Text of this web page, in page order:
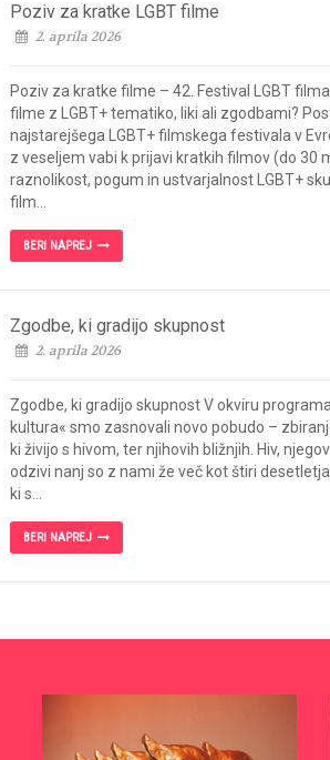
Poziv za kratke LGBT filme
2. aprila 2026
Poziv za kratke filme – 42. Festival LGBT
filme z LGBT+ tematiko, liki ali zgodbami?
najstarejšega LGBT+ filmskega festivala v
z veseljem vabi k prijavi kratkih filmov (do 30
raznolikost, pogum in ustvarjalnost LGBT+
film...
BERI NAPREJ
Zgodbe, ki gradijo skupnost
2. aprila 2026
Zgodbe, ki gradijo skupnost V okviru
kultura« smo zasnovali novo pobudo –
ki živijo s hivom, ter njihovih bližnjih. Hiv,
odzivi nanj so z nami že več kot štiri
ki s...
BERI NAPREJ